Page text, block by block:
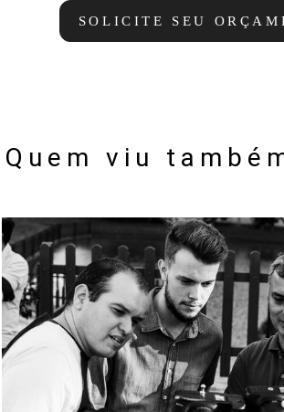
SOLICITE SEU
Quem viu